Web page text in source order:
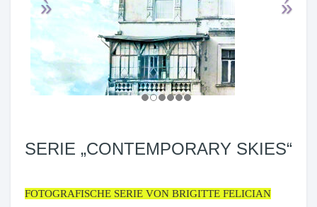
SERIE „CONTEMPORARY SKIES“
FOTOGRAFISCHE SERIE VON BRIGITTE FELICIAN